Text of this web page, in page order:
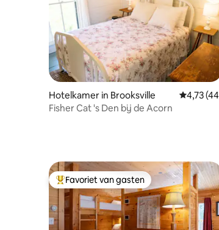
Hotelkamer in Brooksville
4,73
Fisher Cat 's Den bij de Acorn
Topfavoriet van gasten
Favoriet van gasten